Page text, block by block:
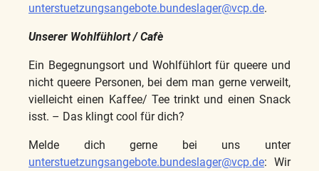
unterstuetzungsangebote.bundeslager@vcp.de.
Unserer Wohlfühlort / Cafè
Ein Begegnungsort und Wohlfühlort für queere und
nicht queere Personen, bei dem man gerne verweilt,
vielleicht einen Kaffee/ Tee trinkt und einen Snack
isst. – Das klingt cool für dich?
Melde dich gerne bei uns unter
unterstuetzungsangebote.bundeslager@vcp.de: Wir